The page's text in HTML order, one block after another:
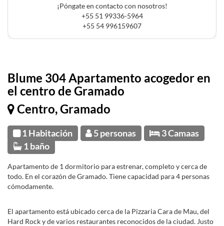
Blume 304 Apartamento acogedor en
el centro de Gramado
Centro, Gramado
1 Habitación 5 personas
3 Camaas
1 baño
Apartamento de 1 dormitorio para estrenar, completo y cerca de
todo. En el corazón de Gramado. Tiene capacidad para 4 personas
cómodamente.
El apartamento está ubicado cerca de la Pizzaria Cara de Mau, del
Hard Rock y de varios restaurantes reconocidos de la ciudad. Justo
¡Póngate en contacto con nosotros!
+55 51 99336-5964
+55 54 996159607